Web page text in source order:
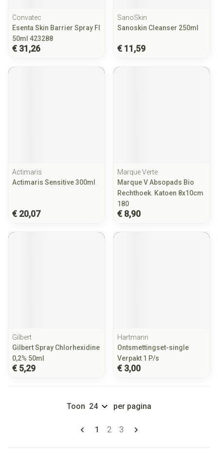
Convatec
Esenta Skin Barrier Spray Fl
50ml 423288
€ 31,26
SanoSkin
Sanoskin Cleanser 250ml
€ 11,59
Actimaris
Actimaris Sensitive 300ml
€ 20,07
Marque Verte
Marque V Absopads Bio
Rechthoek. Katoen 8x10cm
180
€ 8,90
Gilbert
Gilbert Spray Chlorhexidine
0,2% 50ml
€ 5,29
Hartmann
Ontsmettingset-single
Verpakt 1 P/s
€ 3,00
Pagina's
U lees momenteel pagina
1 Pagina
2 Pagina
3
Toon per pagina